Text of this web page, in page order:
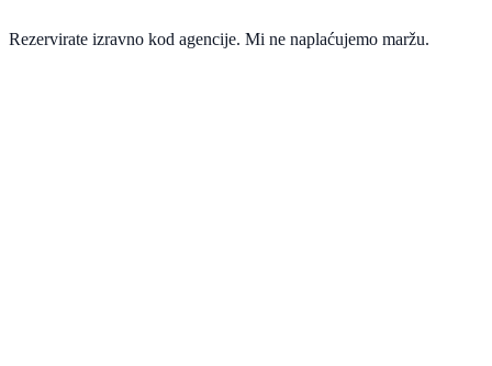
Rezervirate izravno kod agencije. Mi ne naplaćujemo maržu.